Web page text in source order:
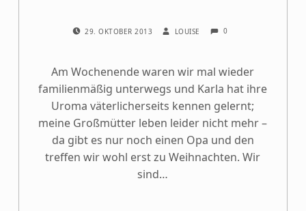
29. OKTOBER 2013 LOUISE 0
Am Wochenende waren wir mal wieder
familienmäßig unterwegs und Karla hat ihre
Uroma väterlicherseits kennen gelernt;
meine Großmütter leben leider nicht mehr –
da gibt es nur noch einen Opa und den
treffen wir wohl erst zu Weihnachten. Wir
sind…